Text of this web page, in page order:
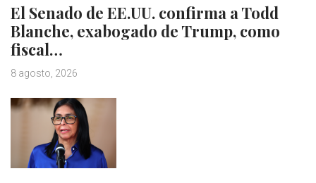
El Senado de EE.UU. confirma a Todd
Blanche, exabogado de Trump, como
fiscal…
8 agosto, 2026